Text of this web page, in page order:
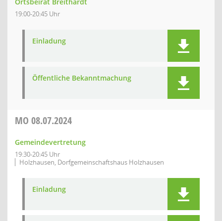
19:00-20:45 Uhr
Einladung
Öffentliche Bekanntmachung
MO 08.07.2024
Gemeindevertretung
19:30-20:45 Uhr
Holzhausen, Dorfgemeinschaftshaus Holzhausen
Einladung